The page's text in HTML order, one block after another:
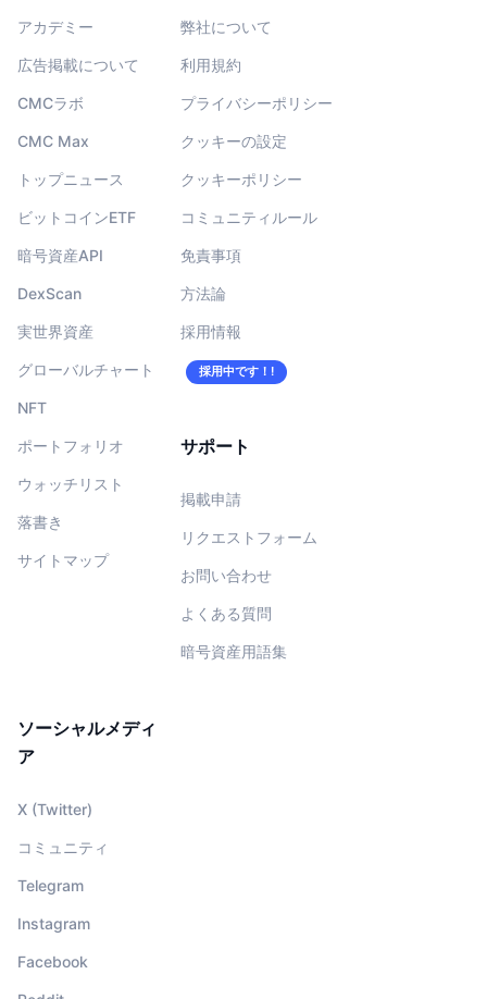
アカデミー
広告掲載について
CMCラボ
CMC Max
トップニュース
ビットコインETF
暗号資産API
DexScan
実世界資産
グローバルチャート
NFT
ポートフォリオ
ウォッチリスト
落書き
サイトマップ
弊社について
利用規約
プライバシーポリシー
クッキーの設定
クッキーポリシー
コミュニティルール
免責事項
方法論
採用情報
採用中です！!
サポート
掲載申請
リクエストフォーム
お問い合わせ
よくある質問
暗号資産用語集
ソーシャルメディ
ア
X (Twitter)
コミュニティ
Telegram
Instagram
Facebook